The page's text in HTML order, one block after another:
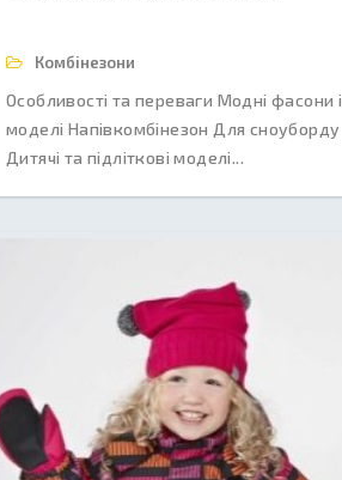
Комбінезони
Особливості та переваги Модні фасони і
моделі Напівкомбінезон Для сноуборду
Дитячі та підліткові моделі...